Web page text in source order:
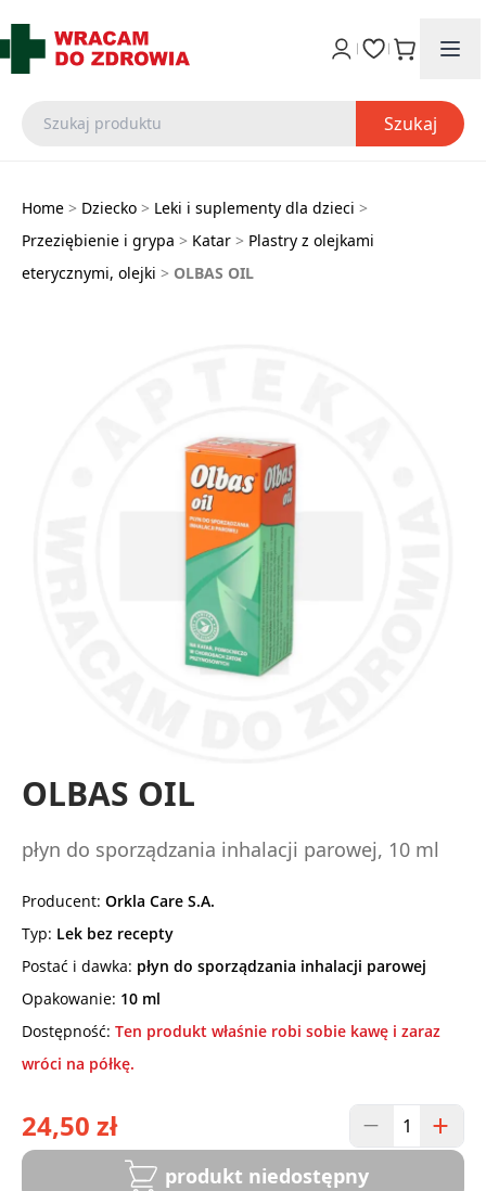
Szukaj
Home > Dziecko > Leki i suplementy dla dzieci >
Przeziębienie i grypa > Katar > Plastry z olejkami
eterycznymi, olejki > OLBAS OIL
OLBAS OIL
płyn do sporządzania inhalacji parowej, 10 ml
Producent: Orkla Care S.A.
Typ: Lek bez recepty
Postać i dawka: płyn do sporządzania inhalacji parowej
Opakowanie: 10 ml
Dostępność: Ten produkt właśnie robi sobie kawę i zaraz
wróci na półkę.
24,50 zł
produkt niedostępny